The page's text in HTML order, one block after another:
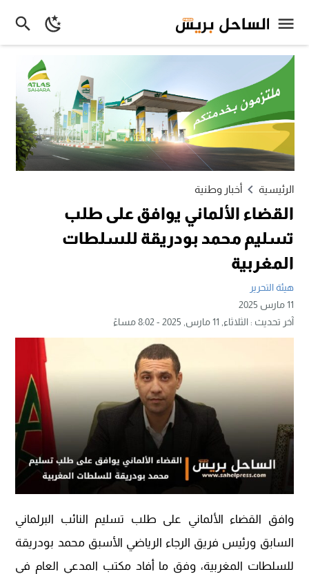
الرئيسية أخبار وطنية
القضاء الألماني يوافق على طلب
تسليم محمد بودريقة للسلطات
المغربية
هيئة التحرير
11 مارس 2025
آخر تحديث :الثلاثاء, 11 مارس, 2025 - 8:02 مساءً
وافق القضاء الألماني على طلب تسليم النائب البرلماني
السابق ورئيس فريق الرجاء الرياضي الأسبق محمد بودريقة
للسلطات المغربية، وفق ما أفاد مكتب المدعي العام في